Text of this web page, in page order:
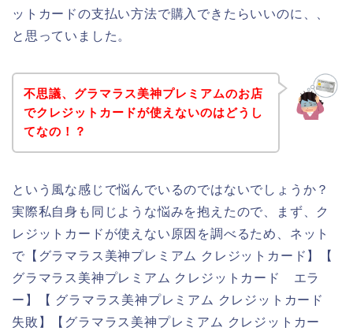
ットカードの支払い方法で購入できたらいいのに、、
と思っていました。
不思議、グラマラス美神プレミアムのお店
でクレジットカードが使えないのはどうし
てなの！？
という風な感じで悩んでいるのではないでしょうか？
実際私自身も同じような悩みを抱えたので、まず、ク
レジットカードが使えない原因を調べるため、ネット
で【グラマラス美神プレミアム クレジットカード】【
グラマラス美神プレミアム クレジットカード エラ
ー】【 グラマラス美神プレミアム クレジットカード
失敗】【グラマラス美神プレミアム クレジットカー